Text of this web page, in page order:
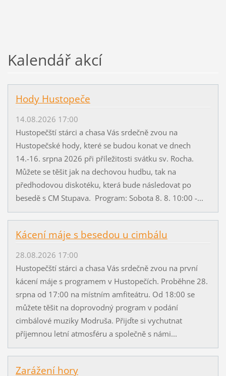
Kalendář akcí
Hody Hustopeče
14.08.2026 17:00
Hustopečští stárci a chasa Vás srdečně zvou na
Hustopečské hody, které se budou konat ve dnech
14.-16. srpna 2026 při příležitosti svátku sv. Rocha.
Můžete se těšit jak na dechovou hudbu, tak na
předhodovou diskotéku, která bude následovat po
besedě s CM Stupava. Program: Sobota 8. 8. 10:00 -...
Kácení máje s besedou u cimbálu
28.08.2026 17:00
Hustopečští stárci a chasa Vás srdečně zvou na první
kácení máje s programem v Hustopečích. Proběhne 28.
srpna od 17:00 na místním amfiteátru. Od 18:00 se
můžete těšit na doprovodný program v podání
cimbálové muziky Modruša. Přijďte si vychutnat
příjemnou letní atmosféru a společně s námi...
Zarážení hory